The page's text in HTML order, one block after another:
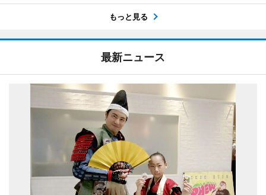
もっと見る
最新ニュース